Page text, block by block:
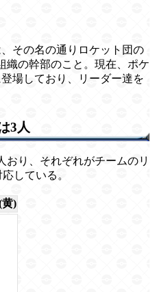
その名の通りロケット団の
織の幹部のこと。現在、ポケ
場しており、リーダー達を
3人
おり、それぞれがチームのリ
している。
黄)